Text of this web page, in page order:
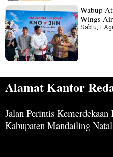
Wabup
Wings
Sabtu, 1
Alamat Kantor
Jalan Perintis Kemerdekaan
Kabupaten Mandailing